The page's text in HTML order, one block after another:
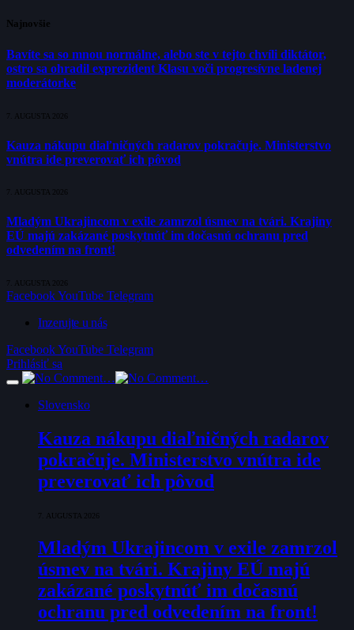
Najnovšie
Bavíte sa so mnou normálne, alebo ste v tejto chvíli diktátor,
ostro sa ohradil exprezident Klasu voči progresívne ladenej
moderátorke
7. AUGUSTA 2026
Kauza nákupu diaľničných radarov pokračuje. Ministerstvo
vnútra ide preverovať ich pôvod
7. AUGUSTA 2026
Mladým Ukrajincom v exile zamrzol úsmev na tvári. Krajiny
EÚ majú zakázané poskytnúť im dočasnú ochranu pred
odvedením na front!
7. AUGUSTA 2026
FacebookYouTube Telegram
Inzerujte u nás
FacebookYouTube Telegram
Prihlásiť sa
Slovensko
Kauza nákupu diaľničných radarov
pokračuje. Ministerstvo vnútra ide
preverovať ich pôvod
7. AUGUSTA 2026
Mladým Ukrajincom v exile zamrzol
úsmev na tvári. Krajiny EÚ majú
zakázané poskytnúť im dočasnú
ochranu pred odvedením na front!